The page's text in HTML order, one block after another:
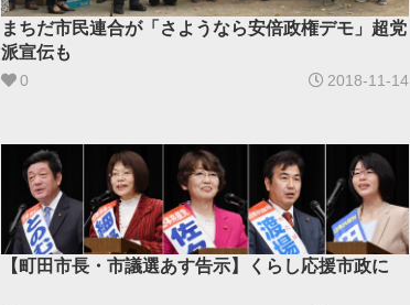
まちだ市民連合が「さようなら安倍政権デモ」超党
派宣伝も
0 2018-11-14
【町田市長・市議選あす告示】くらし応援市政に